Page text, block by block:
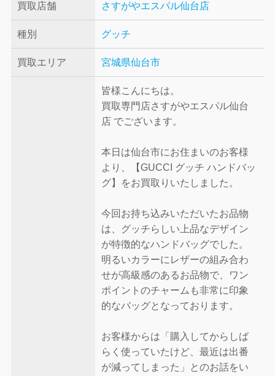
買取店舗 さすがやエスパル仙台店
種別 グッチ
買取エリア 宮城県仙台市
皆様こんにちは。
買取専門店さすがやエスパル仙台
店 でございます。
本日は仙台市にお住まいのお客様
より、【GUCCI グッチ ハンドバッ
グ】をお買取りいたしました。
今回お持ち込みいただいたお品物
は、グッチらしい上品なデザイン
が特徴的なハンドバッグでした。
明るいカラーにレザーの組み合わ
せが高級感のあるお品物で、ワン
ポイントのチャームも非常に印象
的なバッグとなっております。
お客様からは「購入してからしば
らく使っていたけど、最近は出番
が減ってしまった」とのお話をい